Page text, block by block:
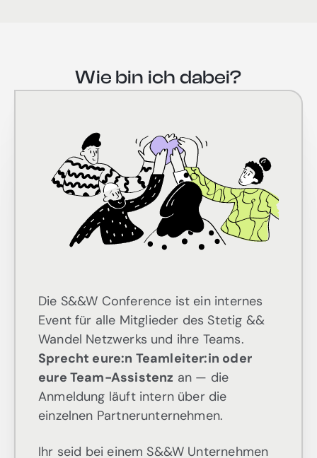
Wie bin ich dabei?
Die S&&W Conference ist ein internes
Event für alle Mitglieder des Stetig &&
Wandel Netzwerks und ihre Teams.
Sprecht eure:n Teamleiter:in oder
eure Team-Assistenz an — die
Anmeldung läuft intern über die
einzelnen Partnerunternehmen.
Ihr seid bei einem S&&W Unternehmen